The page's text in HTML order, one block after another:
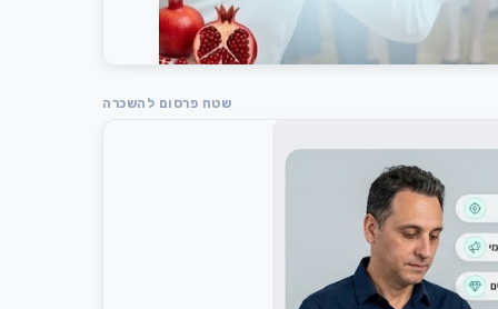
שטח פרסום להשכרה